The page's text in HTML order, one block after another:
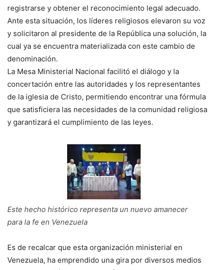
registrarse y obtener el reconocimiento legal adecuado.
Ante esta situación, los líderes religiosos elevaron su voz
y solicitaron al presidente de la República una solución, la
cual ya se encuentra materializada con este cambio de
denominación.
La Mesa Ministerial Nacional facilitó el diálogo y la
concertación entre las autoridades y los representantes
de la iglesia de Cristo, permitiendo encontrar una fórmula
que satisficiera las necesidades de la comunidad religiosa
y garantizará el cumplimiento de las leyes.
Este hecho histórico representa un nuevo amanecer
para la fe en Venezuela
Es de recalcar que esta organización ministerial en
Venezuela, ha emprendido una gira por diversos medios